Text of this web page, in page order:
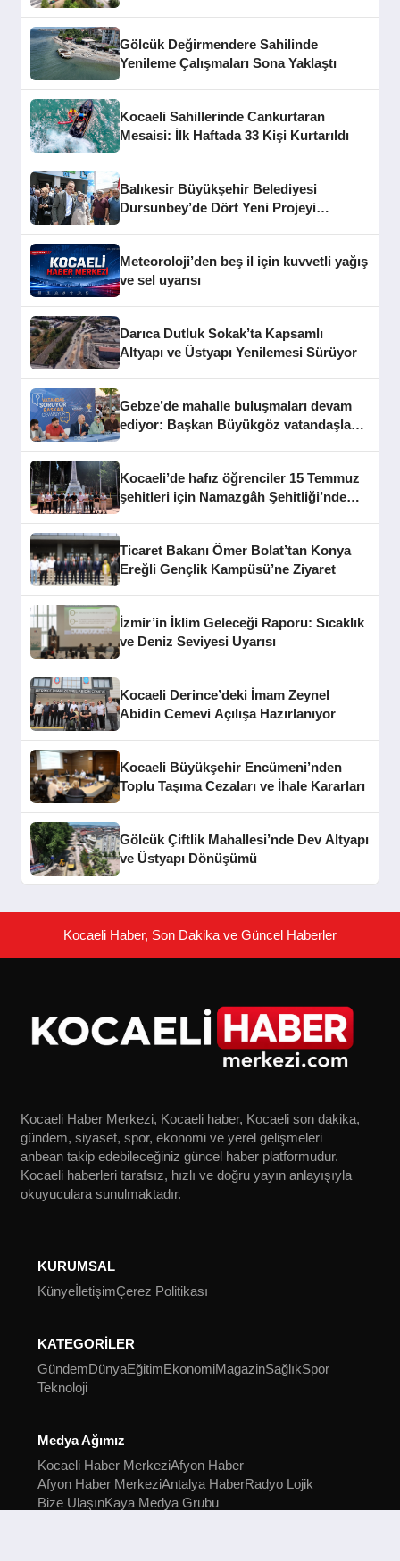
Gölcük Değirmendere Sahilinde
Yenileme Çalışmaları Sona Yaklaştı
Kocaeli Sahillerinde Cankurtaran
Mesaisi: İlk Haftada 33 Kişi Kurtarıldı
Balıkesir Büyükşehir Belediyesi
Dursunbey’de Dört Yeni Projeyi
Meteoroloji’den beş il için kuvvetli yağış
ve sel uyarısı
Darıca Dutluk Sokak’ta Kapsamlı
Altyapı ve Üstyapı Yenilemesi Sürüyor
Gebze’de mahalle buluşmaları devam
ediyor: Başkan Büyükgöz vatandaşları
Kocaeli’de hafız öğrenciler 15 Temmuz
şehitleri için Namazgâh Şehitliği’nde
Ticaret Bakanı Ömer Bolat’tan Konya
Ereğli Gençlik Kampüsü’ne Ziyaret
İzmir’in İklim Geleceği Raporu: Sıcaklık
ve Deniz Seviyesi Uyarısı
Kocaeli Derince’deki İmam Zeynel
Abidin Cemevi Açılışa Hazırlanıyor
Kocaeli Büyükşehir Encümeni’nden
Toplu Taşıma Cezaları ve İhale Kararları
Gölcük Çiftlik Mahallesi’nde Dev Altyapı
ve Üstyapı Dönüşümü
Kocaeli Haber, Son Dakika ve Güncel Haberler
Kocaeli Haber Merkezi, Kocaeli haber, Kocaeli son dakika,
gündem, siyaset, spor, ekonomi ve yerel gelişmeleri
anbean takip edebileceğiniz güncel haber platformudur.
Kocaeli haberleri tarafsız, hızlı ve doğru yayın anlayışıyla
okuyuculara sunulmaktadır.
KURUMSAL
KünyeİletişimÇerez Politikası
KATEGORİLER
GündemDünyaEğitimEkonomiMagazinSağlıkSpor
Teknoloji
Medya Ağımız
Kocaeli Haber MerkeziAfyon Haber
Afyon Haber MerkeziAntalya HaberRadyo Lojik
Bize UlaşınKaya Medya Grubu